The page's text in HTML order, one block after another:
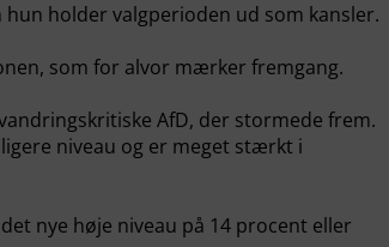
holder valgperioden ud som kansler.
som for alvor mærker fremgang.
AfD, der stormede frem.
niveau og er meget stærkt i
nye høje niveau på 14 procent eller